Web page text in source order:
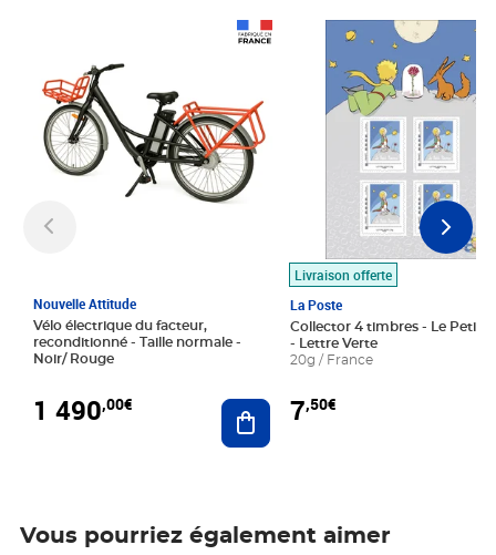
Nouvelle Attitude
Vélo électrique du facteur,
reconditionné - Taille normale -
Noir/ Rouge
1 490,00€ Ajouter au panier
Livraison offerte
La Poste
Collector 4 timbres - Le Petit
- Lettre Verte
20g / France
7,50€
Prix 7,50€
Vous pourriez également aimer